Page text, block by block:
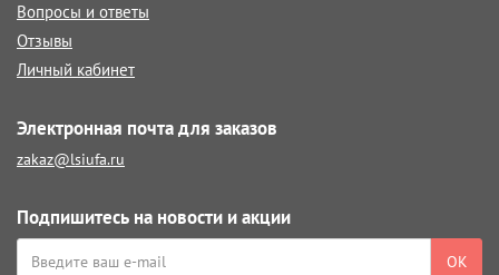
Вопросы и ответы
Отзывы
Личный кабинет
Электронная почта для заказов
zakaz@lsiufa.ru
Подпишитесь на новости и акции
ОК